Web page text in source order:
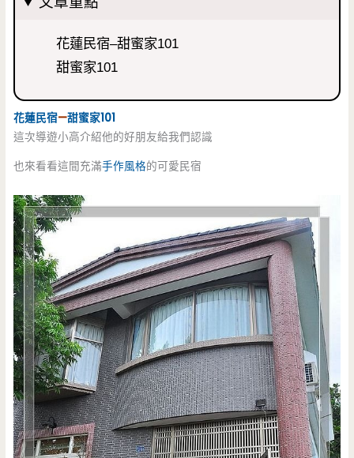
花蓮民宿–甜蜜家101
甜蜜家101
花蓮民宿—甜蜜家101
這次導遊小高介紹他的好朋友給我們認識
也來看看這間充滿手作風格的可愛民宿